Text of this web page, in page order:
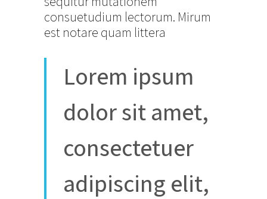
consuetudium lectorum. Mirum
est notare quam littera
Lorem ipsum
dolor sit amet,
consectetuer
adipiscing elit,